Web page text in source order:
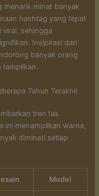
menarik minat banyak
hashtag yang tepat
sehingga
Insipirasi dari
banyak orang
tampilkan.
Tahun Terakhir
tren tas
ini menampilkan warna,
diminati setiap
Model